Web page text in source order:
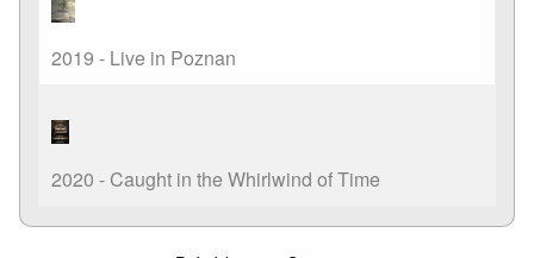
2019 - Live in Poznan
2020 - Caught in the Whirlwind of Time